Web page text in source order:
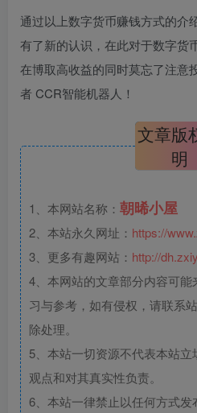
通过以上数字货币赚钱方式的介
有了新的认识，在此对于数字货
在博取高收益的同时莫忘了注意
者 CCR智能机器人！
文章版
明
1、本网站名称： 朝晞小屋
2、本站永久网址： https://
3、更多有趣网站： http://
4、本网站的文章部分内容可
习与参考，如有侵权，请联系
除处理。
5、本站一切资源不代表本站
观点和对其真实性负责。
6、本站一律禁止以任何方式